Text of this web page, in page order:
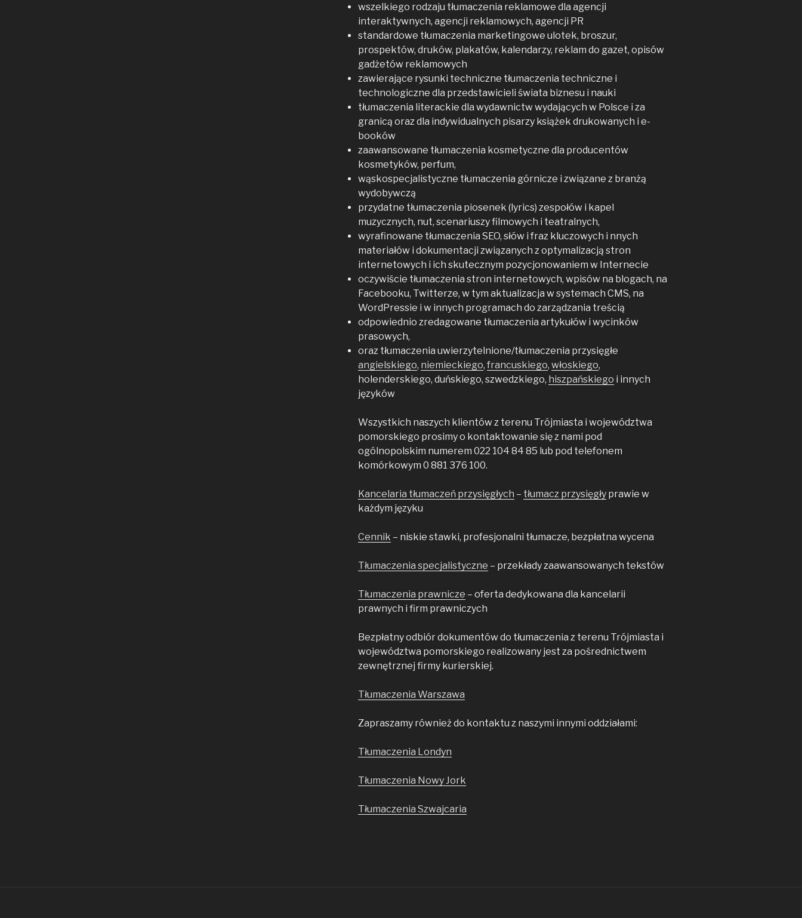
wszelkiego rodzaju tłumaczenia reklamowe dla agencji
interaktywnych, agencji reklamowych, agencji PR
standardowe tłumaczenia marketingowe ulotek, broszur,
prospektów, druków, plakatów, kalendarzy, reklam do gazet, opisów
gadżetów reklamowych
zawierające rysunki techniczne tłumaczenia techniczne i
technologiczne dla przedstawicieli świata biznesu i nauki
tłumaczenia literackie dla wydawnictw wydających w Polsce i za
granicą oraz dla indywidualnych pisarzy książek drukowanych i e-
booków
zaawansowane tłumaczenia kosmetyczne dla producentów
kosmetyków, perfum,
wąskospecjalistyczne tłumaczenia górnicze i związane z branżą
wydobywczą
przydatne tłumaczenia piosenek (lyrics) zespołów i kapel
muzycznych, nut, scenariuszy filmowych i teatralnych,
wyrafinowane tłumaczenia SEO, słów i fraz kluczowych i nnych
materiałów i dokumentacji związanych z optymalizacją stron
internetowych i ich skutecznym pozycjonowaniem w Internecie
oczywiście tłumaczenia stron internetowych, wpisów na blogach, na
Facebooku, Twitterze, w tym aktualizacja w systemach CMS, na
WordPressie i w innych programach do zarządzania treścią
odpowiednio zredagowane tłumaczenia artykułów i wycinków
prasowych,
oraz tłumaczenia uwierzytelnione/tłumaczenia przysięgłe
angielskiego, niemieckiego, francuskiego, włoskiego,
holenderskiego, duńskiego, szwedzkiego, hiszpańskiego i innych
języków
Wszystkich naszych klientów z terenu Trójmiasta i województwa
pomorskiego prosimy o kontaktowanie się z nami pod
ogólnopolskim numerem 022 104 84 85 lub pod telefonem
komórkowym 0 881 376 100.
Kancelaria tłumaczeń przysięgłych – tłumacz przysięgłyprawie w
każdym języku
Cennik – niskie stawki, profesjonalni tłumacze, bezpłatna wycena
Tłumaczenia specjalistyczne – przekłady zaawansowanych tekstów
Tłumaczenia prawnicze – oferta dedykowana dla kancelarii
prawnych i firm prawniczych
Bezpłatny odbiór dokumentów do tłumaczenia z terenu Trójmiasta i
województwa pomorskiego realizowany jest za pośrednictwem
zewnętrznej firmy kurierskiej.
Tłumaczenia Warszawa
Zapraszamy również do kontaktu z naszymi innymi oddziałami:
Tłumaczenia Londyn
Tłumaczenia Nowy Jork
Tłumaczenia Szwajcaria